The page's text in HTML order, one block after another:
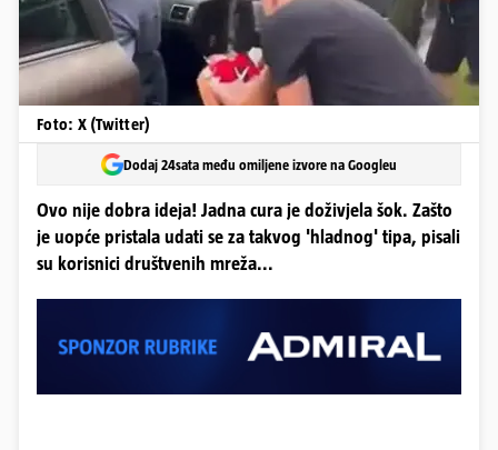
Foto: X (Twitter)
Dodaj 24sata među omiljene izvore na Googleu
Ovo nije dobra ideja! Jadna cura je doživjela šok. Zašto
je uopće pristala udati se za takvog 'hladnog' tipa, pisali
su korisnici društvenih mreža...